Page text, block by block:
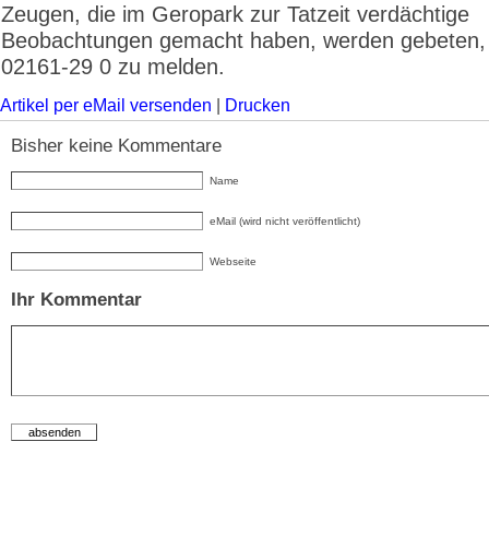
Zeugen, die im Geropark zur Tatzeit verdächtige
Beobachtungen gemacht haben, werden
02161-29 0 zu melden.
Artikel per eMail versenden Drucken
Bisher keine Kommentare
Name
eMail (wird nicht veröffentlicht)
Webseite
Ihr Kommentar